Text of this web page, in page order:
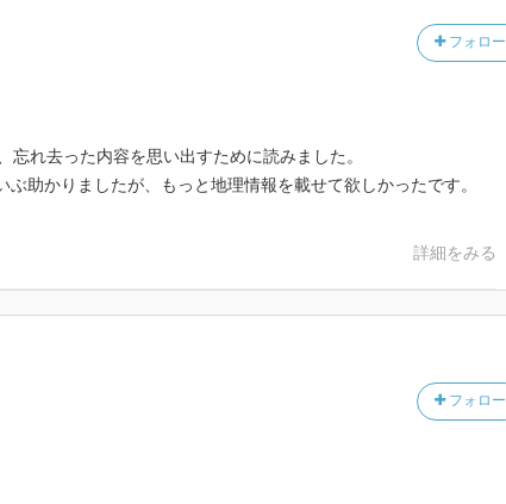
フォロー
忘れ去った内容を思い出すために読みました。
ぶ助かりましたが、もっと地理情報を載せて欲しかったです。
詳細をみる
フォロー